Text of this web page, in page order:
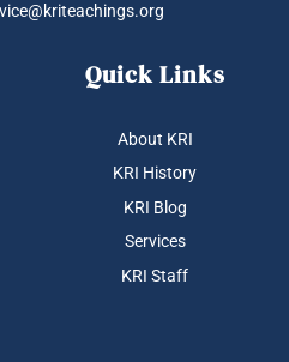
Quick Links
About KRI
KRI History
KRI Blog
Services
KRI Staff